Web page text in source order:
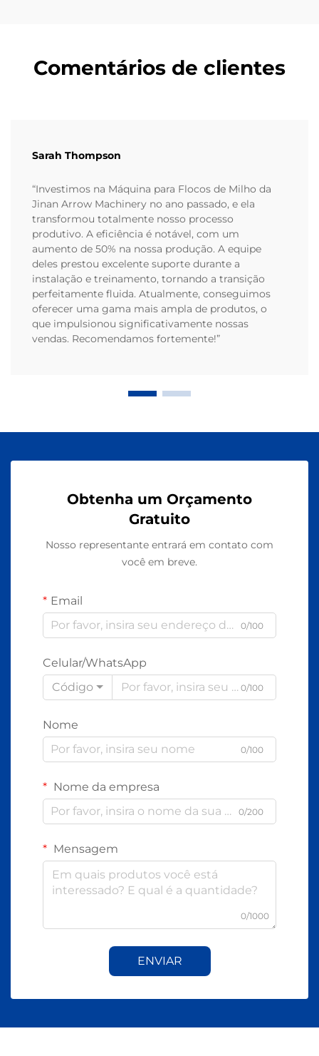
Comentários de clientes
Sarah Thompson
“Investimos na Máquina para Flocos de Milho da
Jinan Arrow Machinery no ano passado, e ela
transformou totalmente nosso processo
produtivo. A eficiência é notável, com um
aumento de 50% na nossa produção. A equipe
deles prestou excelente suporte durante a
instalação e treinamento, tornando a transição
perfeitamente fluida. Atualmente, conseguimos
oferecer uma gama mais ampla de produtos, o
que impulsionou significativamente nossas
vendas. Recomendamos fortemente!”
Obtenha um Orçamento
Gratuito
Nosso representante entrará em contato com
você em breve.
Email
0/100
Celular/WhatsApp
Código
0/100
Nome
0/100
Nome da empresa
0/200
Mensagem
0/1000
ENVIAR